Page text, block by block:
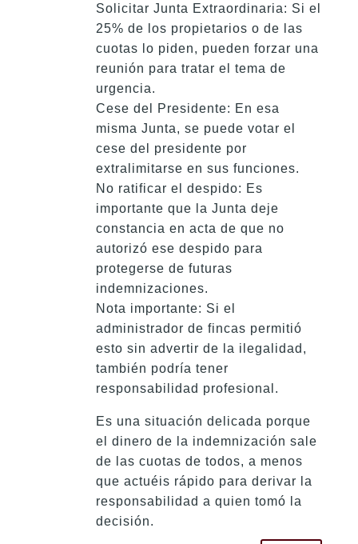
Solicitar Junta Extraordinaria: Si el
25% de los propietarios o de las
cuotas lo piden, pueden forzar una
reunión para tratar el tema de
urgencia.
Cese del Presidente: En esa
misma Junta, se puede votar el
cese del presidente por
extralimitarse en sus funciones.
No ratificar el despido: Es
importante que la Junta deje
constancia en acta de que no
autorizó ese despido para
protegerse de futuras
indemnizaciones.
Nota importante: Si el
administrador de fincas permitió
esto sin advertir de la ilegalidad,
también podría tener
responsabilidad profesional.
Es una situación delicada porque
el dinero de la indemnización sale
de las cuotas de todos, a menos
que actuéis rápido para derivar la
responsabilidad a quien tomó la
decisión.